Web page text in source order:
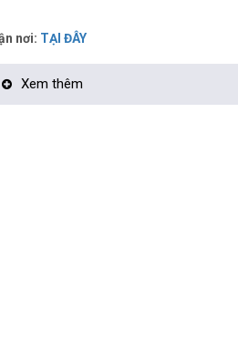
nơi: TẠI ĐÂY
Xem thêm